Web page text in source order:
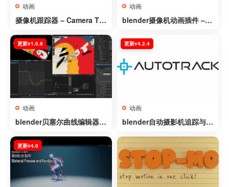
动画
摄像机跟踪器 – Camera Tra
动画
blender摄像机动画插件 – A
动画
blender贝塞尔曲线编辑器插
1.0.9
更新v1.0.9
动画
blender自动摄影机追踪与反
更新v4.2.4
更新v4.0